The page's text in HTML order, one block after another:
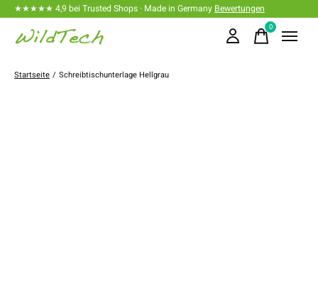
★★★★★ 4,9 bei Trusted Shops · Made in Germany Bewertungen
0items
Startseite / Schreibtischunterlage Hellgrau